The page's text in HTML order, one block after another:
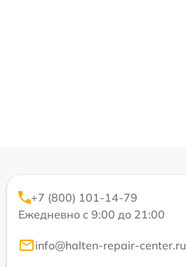
+7 (800) 101-14-79
Ежедневно с 9:00 до 21:00
info@halten-repair-center.ru